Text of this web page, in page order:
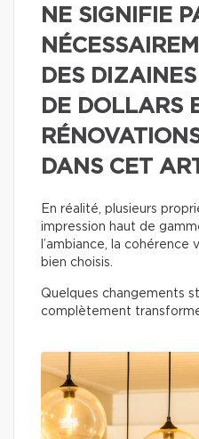
NE SIGNIFIE
DES
DE DOLLARS
DANS CET
En réalité, plusieurs
impression haut de
l’ambiance, la
bien choisis.
Quelques changements
complètement